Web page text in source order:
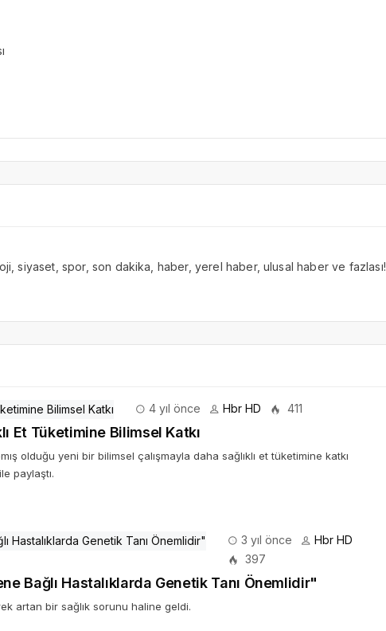
siyaset, spor, son dakika, haber, yerel haber, ulusal haber ve fazlası!
4 yıl önce Hbr HD 411
Et Tüketimine Bilimsel Katkı
olduğu yeni bir bilimsel çalışmayla daha sağlıklı et tüketimine katkı
paylaştı.
3 yıl önce
Hbr HD
397
Bağlı Hastalıklarda Genetik Tanı Önemlidir"
artan bir sağlık sorunu haline geldi.